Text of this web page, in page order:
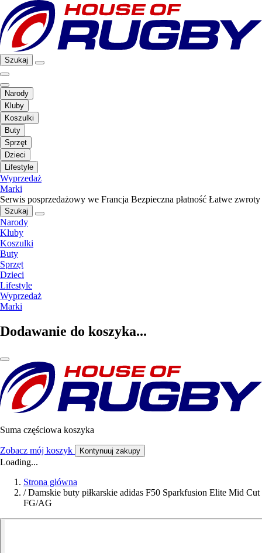
Szukaj
Narody
Kluby
Koszulki
Buty
Sprzęt
Dzieci
Lifestyle
Wyprzedaż
Marki
Serwis posprzedażowy we Francja Bezpieczna płatność Łatwe zwroty
Szukaj
Narody
Kluby
Koszulki
Buty
Sprzęt
Dzieci
Lifestyle
Wyprzedaż
Marki
Dodawanie do koszyka...
Suma częściowa koszyka
Zobacz mój koszyk Kontynuuj zakupy
Loading...
Strona główna
/ Damskie buty piłkarskie adidas F50 Sparkfusion Elite Mid Cut
FG/AG